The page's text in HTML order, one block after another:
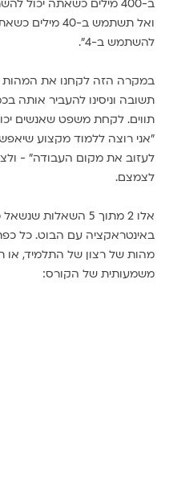
ואל תשתמש ב-40
להשתמש ב-4".
במקרה הזה לקחנו את
תשובה וניסינו להעביר אותה
תווים. לקחת משפט שאנשים
"אני רוצה ללמוד מקצוע
לעזוב את מקום העבודה" -
לצמצם.
אלו 2 מתוך 5 השאלות
באינטראקציה עם הבוט. כל
מהות של רצון של התלמיד, או
משמעותית של הקורס: